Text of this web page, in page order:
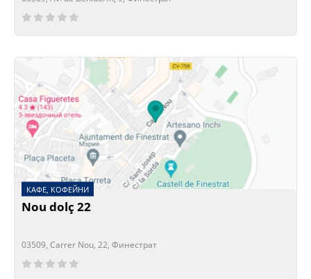
Сейчас открыто!
Сейчас закрыто!
КАФЕ, КОФЕЙНИ
Nou dolç 22
03509, Carrer Nou, 22, Финестрат
Сейчас открыто!
Сейчас закрыто!